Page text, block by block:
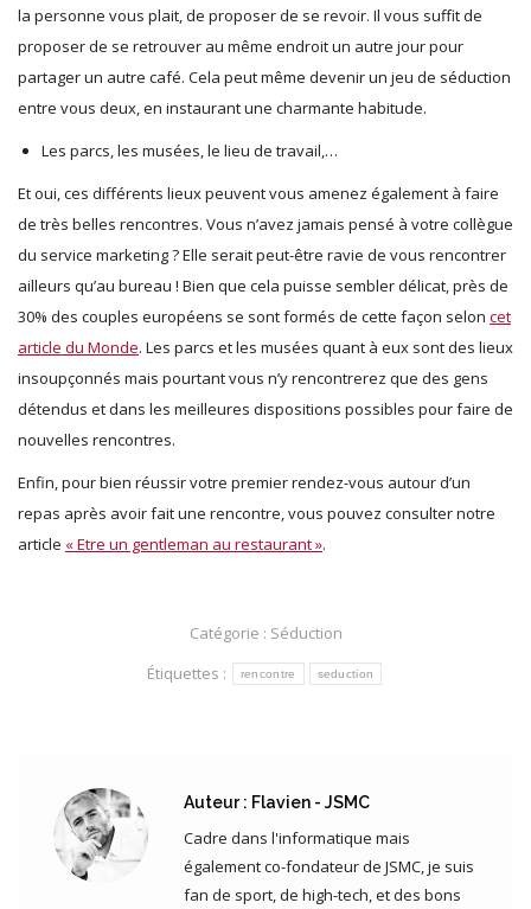
la personne vous plait, de proposer de se revoir. Il vous suffit de
proposer de se retrouver au même endroit un autre jour pour
partager un autre café. Cela peut même devenir un jeu de séduction
entre vous deux, en instaurant une charmante habitude.
Les parcs, les musées, le lieu de travail,…
Et oui, ces différents lieux peuvent vous amenez également à faire
de très belles rencontres. Vous n’avez jamais pensé à votre collègue
du service marketing ? Elle serait peut-être ravie de vous rencontrer
ailleurs qu’au bureau ! Bien que cela puisse sembler délicat, près de
30% des couples européens se sont formés de cette façon selon cet
article du Monde. Les parcs et les musées quant à eux sont des lieux
insoupçonnés mais pourtant vous n’y rencontrerez que des gens
détendus et dans les meilleures dispositions possibles pour faire de
nouvelles rencontres.
Enfin, pour bien réussir votre premier rendez-vous autour d’un
repas après avoir fait une rencontre, vous pouvez consulter notre
article « Etre un gentleman au restaurant ».
Catégorie : Séduction
Étiquettes :
rencontre seduction
Auteur : Flavien - JSMC
Cadre dans l'informatique mais
également co-fondateur de JSMC, je suis
fan de sport, de high-tech, et des bons